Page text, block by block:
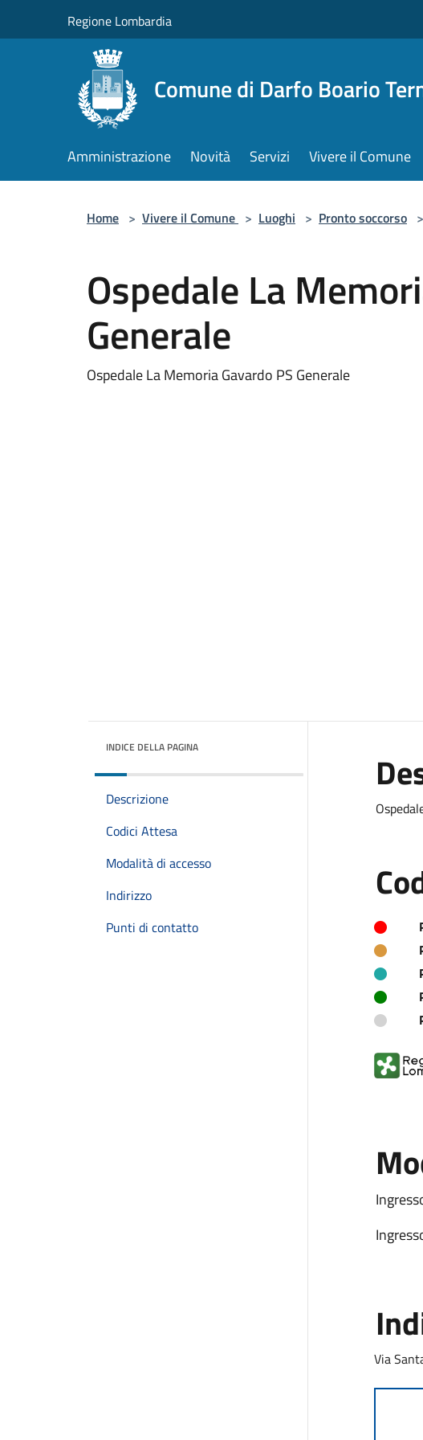
Regione Lombardia
Comune di Darfo Boario
Amministrazione Novità Servizi Vivere il Comune
Home > Vivere il Comune > Luoghi > Pronto soccorso >
Ospedale La
Generale
Ospedale La Memoria Gavardo PS Generale
INDICE DELLA PAGINA
Descrizione
Codici Attesa
Modalità di accesso
Indirizzo
Punti di contatto
Via